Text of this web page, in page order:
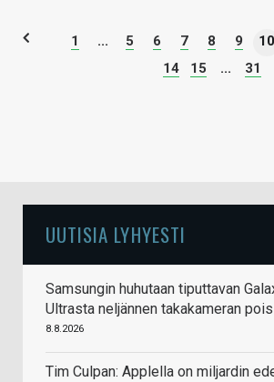
1 ... 5 6 7 8 9 10
14
15 ... 31
UUTISIA LYHYESTI
Samsungin huhutaan tiputtavan
Ultrasta neljännen takakameran pois
8.8.2026
Tim Culpan: Applella on miljardin